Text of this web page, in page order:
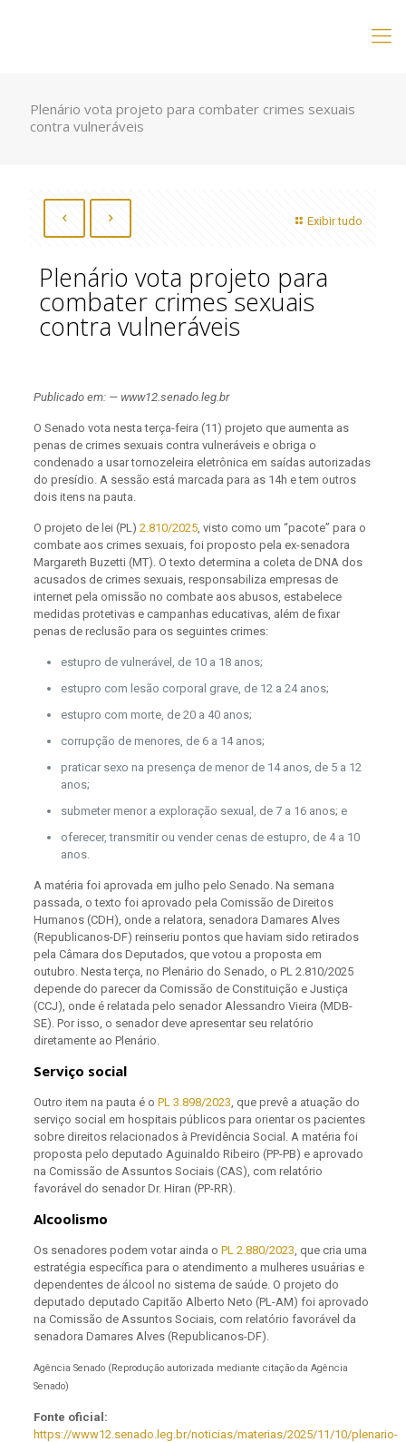
Plenário vota projeto para combater crimes sexuais
contra vulneráveis
Exibir tudo
Plenário vota projeto para
combater crimes sexuais
contra vulneráveis
Publicado em: — www12.senado.leg.br
O Senado vota nesta terça-feira (11) projeto que aumenta as
penas de crimes sexuais contra vulneráveis e obriga o
condenado a usar tornozeleira eletrônica em saídas autorizadas
do presídio. A sessão está marcada para as 14h e tem outros
dois itens na pauta.
O projeto de lei (PL) 2.810/2025, visto como um “pacote” para o
combate aos crimes sexuais, foi proposto pela ex-senadora
Margareth Buzetti (MT). O texto determina a coleta de DNA dos
acusados de crimes sexuais, responsabiliza empresas de
internet pela omissão no combate aos abusos, estabelece
medidas protetivas e campanhas educativas, além de fixar
penas de reclusão para os seguintes crimes:
estupro de vulnerável, de 10 a 18 anos;
estupro com lesão corporal grave, de 12 a 24 anos;
estupro com morte, de 20 a 40 anos;
corrupção de menores, de 6 a 14 anos;
praticar sexo na presença de menor de 14 anos, de 5 a 12
anos;
submeter menor a exploração sexual, de 7 a 16 anos; e
oferecer, transmitir ou vender cenas de estupro, de 4 a 10
anos.
A matéria foi aprovada em julho pelo Senado. Na semana
passada, o texto foi aprovado pela Comissão de Direitos
Humanos (CDH), onde a relatora, senadora Damares Alves
(Republicanos-DF) reinseriu pontos que haviam sido retirados
pela Câmara dos Deputados, que votou a proposta em
outubro. Nesta terça, no Plenário do Senado, o PL 2.810/2025
depende do parecer da Comissão de Constituição e Justiça
(CCJ), onde é relatada pelo senador Alessandro Vieira (MDB-
SE). Por isso, o senador deve apresentar seu relatório
diretamente ao Plenário.
Serviço social
Outro item na pauta é o PL 3.898/2023, que prevê a atuação do
serviço social em hospitais públicos para orientar os pacientes
sobre direitos relacionados à Previdência Social. A matéria foi
proposta pelo deputado Aguinaldo Ribeiro (PP-PB) e aprovado
na Comissão de Assuntos Sociais (CAS), com relatório
favorável do senador Dr. Hiran (PP-RR).
Alcoolismo
Os senadores podem votar ainda o PL 2.880/2023, que cria uma
estratégia específica para o atendimento a mulheres usuárias e
dependentes de álcool no sistema de saúde. O projeto do
deputado deputado Capitão Alberto Neto (PL-AM) foi aprovado
na Comissão de Assuntos Sociais, com relatório favorável da
senadora Damares Alves (Republicanos-DF).
Agência Senado (Reprodução autorizada mediante citação da Agência
Senado)
Fonte oficial:
https://www12.senado.leg.br/noticias/materias/2025/11/10/plenario-